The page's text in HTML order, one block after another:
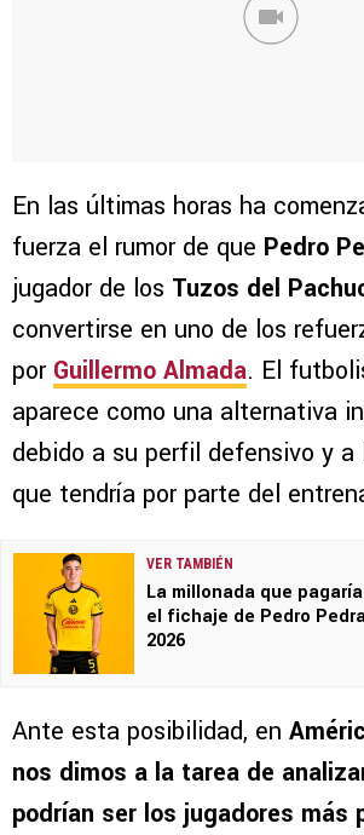
En las últimas horas ha
fuerza el rumor de que Pedro
jugador de los Tuzos del
convertirse en uno de los
por Guillermo Almada. El
aparece como una alternativa
debido a su perfil defensivo y
que tendría por parte del
VER TAMBIÉN
La millonada que
el fichaje de Pedro
2026
Ante esta posibilidad, en
nos dimos a la tarea de
podrían ser los jugadores más